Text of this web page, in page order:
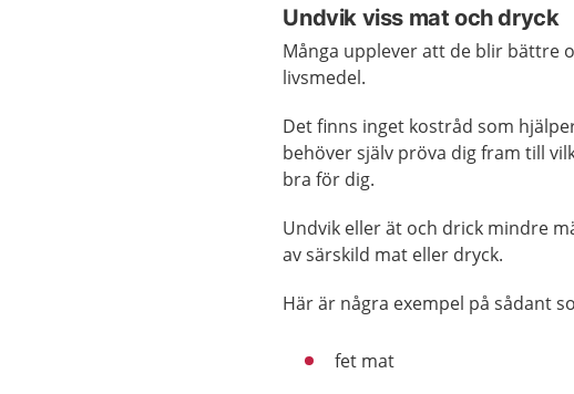
Undvik viss mat och dryck
Många upplever att de blir bättre
livsmedel.
Det finns inget kostråd som
behöver själv pröva dig fram till
bra för dig.
Undvik eller ät och drick mindre
av särskild mat eller dryck.
Här är några exempel på sådant
fet mat